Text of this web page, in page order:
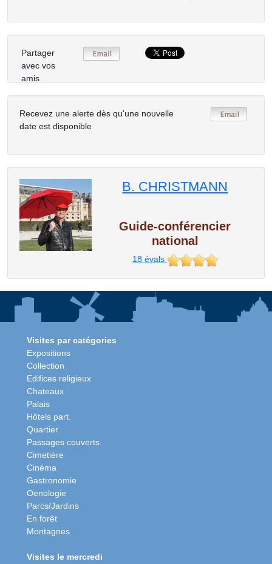
Partager
avec vos
amis
Recevez une alerte dès qu'une nouvelle
date est disponible
B. CHRISTMANN
Guide-conférencier
national
18 évals
Visites par catégories
Expositions
Collection
Edifices religieux
Chateaux
Palais
Hôtels part.
Quartier
Passages couverts
Cimetière
Cinéma
Gastronomie
Oenologie
Parcs/Jardins
En forêt
Montagnes
Visites le mercredi